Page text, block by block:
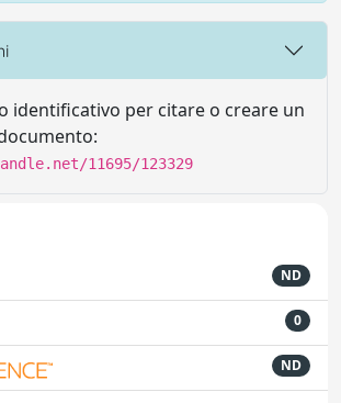
identificativo per citare o creare un
11695/123329
ND
0
ND